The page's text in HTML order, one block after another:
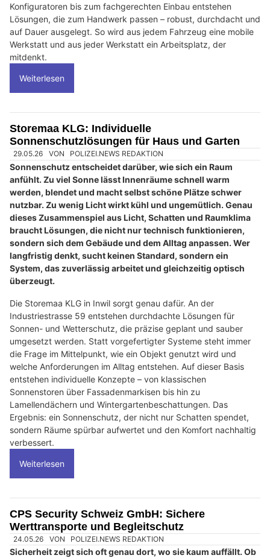
Konfiguratoren bis zum fachgerechten Einbau entstehen
Lösungen, die zum Handwerk passen – robust, durchdacht und
auf Dauer ausgelegt. So wird aus jedem Fahrzeug eine mobile
Werkstatt und aus jeder Werkstatt ein Arbeitsplatz, der
mitdenkt.
Weiterlesen
Storemaa KLG: Individuelle
Sonnenschutzlösungen für Haus und Garten
29.05.26 VON POLIZEI.NEWS REDAKTION
Sonnenschutz entscheidet darüber, wie sich ein Raum
anfühlt. Zu viel Sonne lässt Innenräume schnell warm
werden, blendet und macht selbst schöne Plätze schwer
nutzbar. Zu wenig Licht wirkt kühl und ungemütlich. Genau
dieses Zusammenspiel aus Licht, Schatten und Raumklima
braucht Lösungen, die nicht nur technisch funktionieren,
sondern sich dem Gebäude und dem Alltag anpassen. Wer
langfristig denkt, sucht keinen Standard, sondern ein
System, das zuverlässig arbeitet und gleichzeitig optisch
überzeugt.
Die Storemaa KLG in Inwil sorgt genau dafür. An der
Industriestrasse 59 entstehen durchdachte Lösungen für
Sonnen- und Wetterschutz, die präzise geplant und sauber
umgesetzt werden. Statt vorgefertigter Systeme steht immer
die Frage im Mittelpunkt, wie ein Objekt genutzt wird und
welche Anforderungen im Alltag entstehen. Auf dieser Basis
entstehen individuelle Konzepte – von klassischen
Sonnenstoren über Fassadenmarkisen bis hin zu
Lamellendächern und Wintergartenbeschattungen. Das
Ergebnis: ein Sonnenschutz, der nicht nur Schatten spendet,
sondern Räume spürbar aufwertet und den Komfort nachhaltig
verbessert.
Weiterlesen
CPS Security Schweiz GmbH: Sichere
Werttransporte und Begleitschutz
24.05.26 VON POLIZEI.NEWS REDAKTION
Sicherheit zeigt sich oft genau dort, wo sie kaum auffällt. Ob